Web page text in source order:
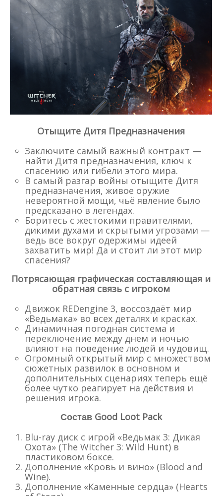
Отыщите Дитя Предназначения
Заключите самый важный контракт —
найти Дитя предназначения, ключ к
спасению или гибели этого мира.
В самый разгар войны отыщите Дитя
предназначения, живое оружие
невероятной мощи, чьё явление было
предсказано в легендах.
Боритесь с жестокими правителями,
дикими духами и скрытыми угрозами —
ведь все вокруг одержимы идеей
захватить мир! Да и стоит ли этот мир
спасения?
Потрясающая графическая составляющая и
обратная связь с игроком
Движок REDengine 3, воссоздаёт мир
«Ведьмака» во всех деталях и красках.
Динамичная погодная система и
переключение между днем и ночью
влияют на поведение людей и чудовищ.
Огромный открытый мир с множеством
сюжетных развилок в основном и
дополнительных сценариях теперь ещё
более чутко реагирует на действия и
решения игрока.
Состав Good Loot Pack
Blu-ray диск с игрой «Ведьмак 3: Дикая
Охота» (The Witcher 3: Wild Hunt) в
пластиковом боксе.
Дополнение «Кровь и вино» (Blood and
Wine).
Дополнение «Каменные сердца» (Hearts